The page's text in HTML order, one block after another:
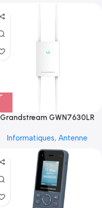
Grandstream GWN7630LR
Informatiques, Antenne